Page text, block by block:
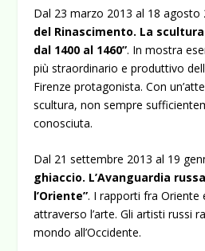
Dal 23 marzo 2013 al 18
del Rinascimento. La
dal 1400 al 1460”. In mostra
più straordinario e produttivo
Firenze protagonista. Con
scultura, non sempre
conosciuta.
Dal 21 settembre 2013 al 19
ghiaccio. L’Avanguardia
l’Oriente”. I rapporti fra Oriente
attraverso l’arte. Gli artisti russi
mondo all’Occidente.